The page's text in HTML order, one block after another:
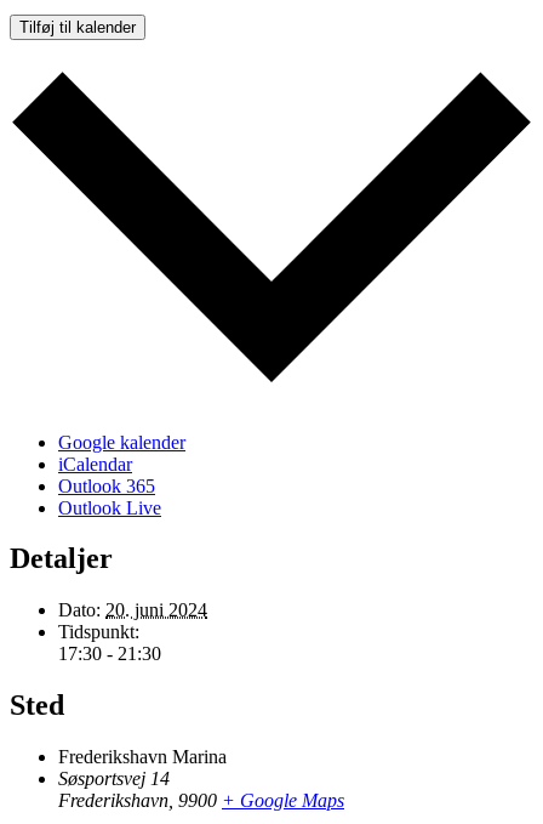
Tilføj til kalender
Google kalender
iCalendar
Outlook 365
Outlook Live
Detaljer
Dato: 20. juni 2024
Tidspunkt:
17:30 - 21:30
Sted
Frederikshavn Marina
Søsportsvej 14
Frederikshavn 9900 + Google Maps